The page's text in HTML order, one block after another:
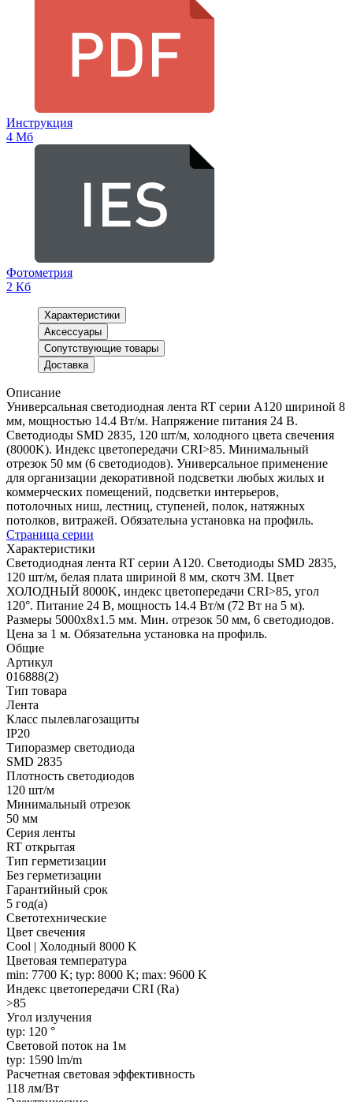
Инструкция
4 Мб
Фотометрия
2 Кб
Характеристики
Аксессуары
Сопутствующие товары
Доставка
Описание
Универсальная светодиодная лента RT серии A120 шириной 8
мм, мощностью 14.4 Вт/м. Напряжение питания 24 В.
Светодиоды SMD 2835, 120 шт/м, холодного цвета свечения
(8000K). Индекс цветопередачи CRI>85. Минимальный
отрезок 50 мм (6 светодиодов). Универсальное применение
для организации декоративной подсветки любых жилых и
коммерческих помещений, подсветки интерьеров,
потолочных ниш, лестниц, ступеней, полок, натяжных
потолков, витражей. Обязательна установка на профиль.
Страница серии
Характеристики
Светодиодная лента RT серии A120. Светодиоды SMD 2835,
120 шт/м, белая плата шириной 8 мм, скотч 3M. Цвет
ХОЛОДНЫЙ 8000K, индекс цветопередачи CRI>85, угол
120°. Питание 24 В, мощность 14.4 Вт/м (72 Вт на 5 м).
Размеры 5000x8x1.5 мм. Мин. отрезок 50 мм, 6 светодиодов.
Цена за 1 м. Обязательна установка на профиль.
Общие
Артикул
016888(2)
Тип товара
Лента
Класс пылевлагозащиты
IP20
Типоразмер светодиода
SMD 2835
Плотность светодиодов
120 шт/м
Минимальный отрезок
50 мм
Серия ленты
RT открытая
Тип герметизации
Без герметизации
Гарантийный срок
5 год(а)
Светотехнические
Цвет свечения
Cool | Холодный 8000 K
Цветовая температура
min: 7700 K; typ: 8000 K; max: 9600 K
Индекс цветопередачи CRI (Ra)
>85
Угол излучения
typ: 120 °
Световой поток на 1м
typ: 1590 lm/m
Расчетная световая эффективность
118 лм/Вт